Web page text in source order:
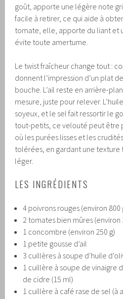
goût, apporte une légère note
facile à retirer, ce qui aide à
tomate, elle, apporte du liant et
évite toute amertume.
Le twist fraîcheur change tout :
donnent l’impression d’un plat
bouche. L’ail reste en arrière-
mesure, juste pour relever.
soyeux, et le sel fait ressortir le
tout-petits, ce velouté peut être
où les purées lisses et les
tolérées, en gardant une texture
léger.
LES INGRÉDIENTS
4 poivrons rouges (environ 800
2 tomates bien mûres (environ
1 concombre (environ 250 g)
1 petite gousse d’ail
3 cuillères à soupe d’huile
1 cuillère à soupe de vinaigre
de cidre (15 ml)
1 cuillère à café rase de sel (à